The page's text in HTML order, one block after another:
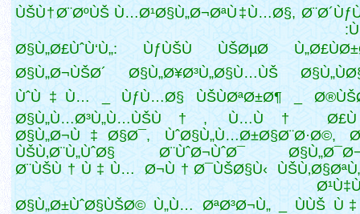
ÙŠÙ†Ø¨ØºÙŠ Ù…Ø¹Ø§Ù„Ø¬ØªÙ‡Ù…Ø§,
Ø§Ù„Ø£ÙˆÙ‘Ù„: ÙƒÙŠÙ ÙŠØµØ­
Ø§Ù„Ø¬ÙŠØ´ Ø§Ù„Ø¥Ø³Ù„Ø§Ù…ÙŠ
ÙˆÙ‡Ù… _ ÙƒÙ…Ø§ ÙŠÙØªØ±Ø¶ _
Ø§Ù„Ù…Ø³Ù„Ù…ÙŠÙ†, Ù…Ù†
Ø§Ù„Ø¬Ù‡Ø§Ø¯, ÙˆØ§Ù„Ù…Ø±Ø§Ø¨Ø·Ø©,
ÙŠÙ‚Ø¨Ù„ÙˆØ§ Ø¨ÙˆØ¬ÙˆØ¯
Ø¨ÙŠÙ†Ù‡Ù… Ø¬Ù†Ø¯ÙŠØ§Ù‹
Ø§Ù„Ø±ÙˆØ§ÙŠØ© Ù„Ù… ØªØ³Ø¬Ù„ _ ÙÙŠ